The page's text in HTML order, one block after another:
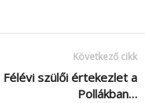
Következő cikk
Félévi szülői értekezlet a
Pollákban…